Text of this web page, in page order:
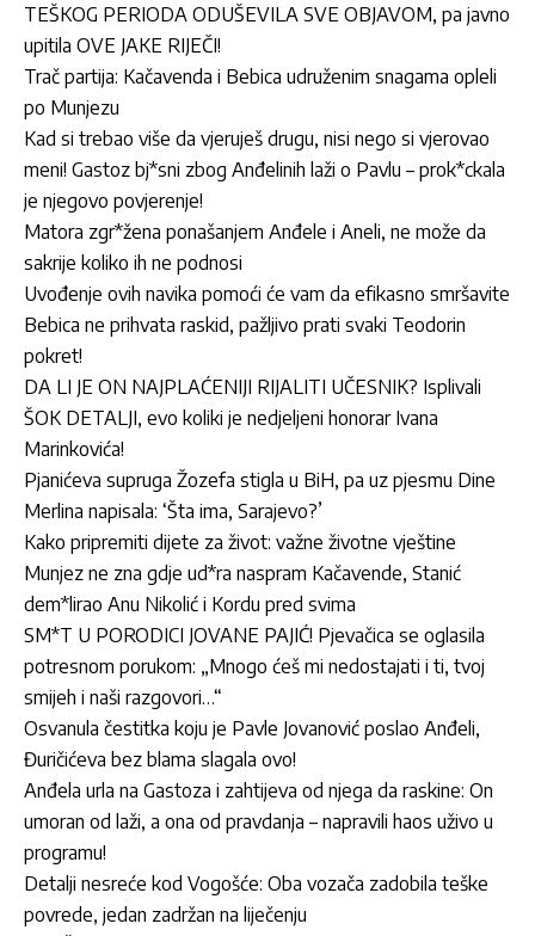
TEŠKOG PERIODA ODUŠEVILA SVE OBJAVOM, pa javno
upitila OVE JAKE RIJEČI!
Trač partija: Kačavenda i Bebica udruženim snagama opleli
po Munjezu
Kad si trebao više da vjeruješ drugu, nisi nego si vjerovao
meni! Gastoz bj*sni zbog Anđelinih laži o Pavlu – prok*ckala
je njegovo povjerenje!
Matora zgr*žena ponašanjem Anđele i Aneli, ne može da
sakrije koliko ih ne podnosi
Uvođenje ovih navika pomoći će vam da efikasno smršavite
Bebica ne prihvata raskid, pažljivo prati svaki Teodorin
pokret!
DA LI JE ON NAJPLAĆENIJI RIJALITI UČESNIK? Isplivali
ŠOK DETALJI, evo koliki je nedjeljeni honorar Ivana
Marinkovića!
Pjanićeva supruga Žozefa stigla u BiH, pa uz pjesmu Dine
Merlina napisala: ‘Šta ima, Sarajevo?’
Kako pripremiti dijete za život: važne životne vještine
Munjez ne zna gdje ud*ra naspram Kačavende, Stanić
dem*lirao Anu Nikolić i Kordu pred svima
SM*T U PORODICI JOVANE PAJIĆ! Pjevačica se oglasila
potresnom porukom: „Mnogo ćeš mi nedostajati i ti, tvoj
smijeh i naši razgovori…“
Osvanula čestitka koju je Pavle Jovanović poslao Anđeli,
Đuričićeva bez blama slagala ovo!
Anđela urla na Gastoza i zahtijeva od njega da raskine: On
umoran od laži, a ona od pravdanja – napravili haos uživo u
programu!
Detalji nesreće kod Vogošće: Oba vozača zadobila teške
povrede, jedan zadržan na liječenju